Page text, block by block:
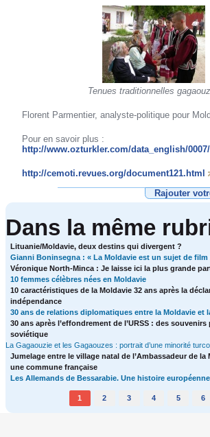
Tenues traditionnelles
Florent Parmentier, analyste-politique pour
Pour en savoir plus :
http://www.ozturkler.com/data_english/
http://cemoti.revues.org/document121.html
Rajouter
Dans la même
Lituanie/Moldavie, deux destins qui divergent ?
Gianni Boninsegna : « La Moldavie est un sujet de film
Véronique North-Minca : Je laisse ici la plus grande
10 femmes célèbres nées en Moldavie
10 caractéristiques de la Moldavie 32 ans après la
indépendance
30 ans de relations diplomatiques entre la Moldavie et
30 ans après l’effondrement de l’URSS : des
soviétique
La Gagaouzie et les Gagaouzes : portrait d’une minorité
Jumelage entre le village natal de l’Ambassadeur de la
une commune française
Les Allemands de Bessarabie. Une histoire européenne
1 2 3 4 5 6